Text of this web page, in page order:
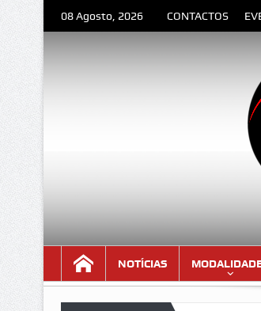
08 Agosto, 2026 CONTACTOS
NOTÍCIAS